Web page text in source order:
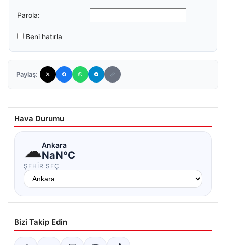
Parola:
Beni hatırla
Paylaş:
Hava Durumu
☁Ankara
NaN°C
ŞEHIR SEÇ
Bizi Takip Edin